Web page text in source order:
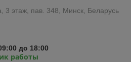
3 этаж, пав. 348, Минск, Беларусь
до 18:00
работы